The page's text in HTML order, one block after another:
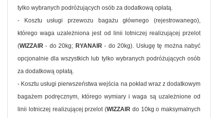
tylko wybranych podróżujących osób za dodatkową opłatą.
- Kosztu usługi przewozu bagażu głównego (rejestrowanego),
którego waga uzależniona jest od linii lotniczej realizującej przelot
(WIZZAIR - do 20kg; RYANAIR- do 20kg). Usługę tę można nabyć
opcjonalnie dla wszystkich lub tylko wybranych podróżujących osób
za dodatkową opłatą.
- Kosztu usługi pierwszeństwa wejścia na pokład wraz z dodatkowym
bagażem podręcznym, którego wymiary i waga są uzależnione od
linii lotniczej realizującej przelot (WIZZAIR do 10kg o maksymalnych